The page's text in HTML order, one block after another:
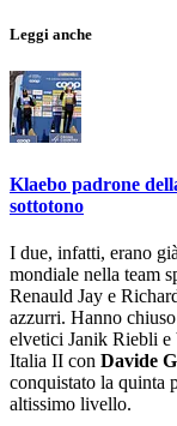
Leggi anche
Klaebo padrone
sottotono
I due, infatti, erano
mondiale nella team
Renauld Jay e
azzurri. Hanno
elvetici Janik Riebli e
Italia II con Davide
conquistato la quinta
altissimo livello.